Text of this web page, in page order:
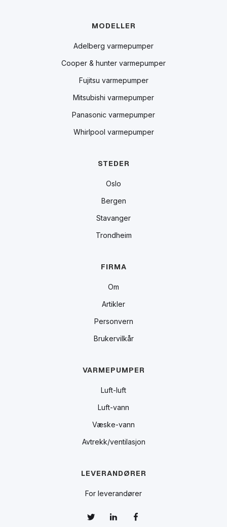
MODELLER
Adelberg varmepumper
Cooper & hunter varmepumper
Fujitsu varmepumper
Mitsubishi varmepumper
Panasonic varmepumper
Whirlpool varmepumper
STEDER
Oslo
Bergen
Stavanger
Trondheim
FIRMA
Om
Artikler
Personvern
Brukervilkår
VARMEPUMPER
Luft-luft
Luft-vann
Væske-vann
Avtrekk/ventilasjon
LEVERANDØRER
For leverandører